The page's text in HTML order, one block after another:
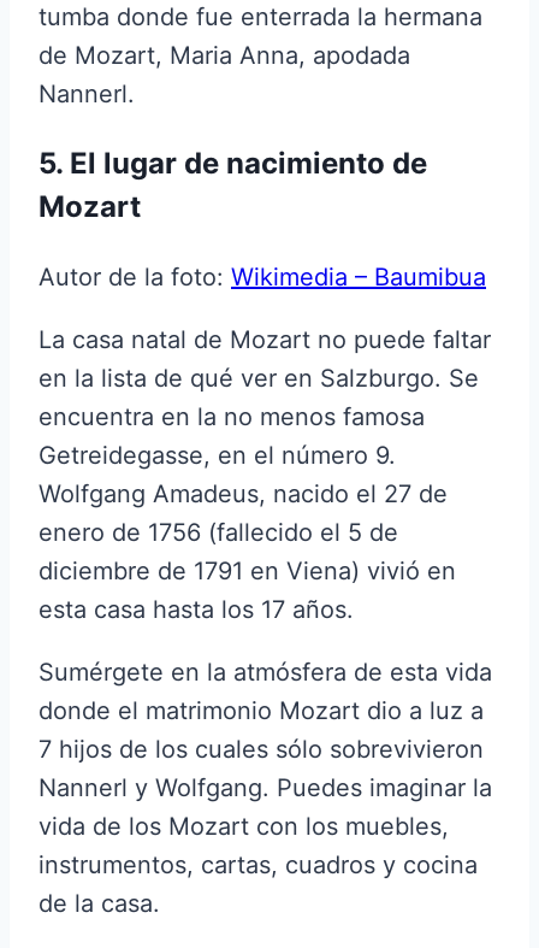
tumba donde fue enterrada la hermana
de Mozart, Maria Anna, apodada
Nannerl.
5. El lugar de nacimiento de
Mozart
Autor de la foto: Wikimedia – Baumibua
La casa natal de Mozart no puede faltar
en la lista de qué ver en Salzburgo. Se
encuentra en la no menos famosa
Getreidegasse, en el número 9.
Wolfgang Amadeus, nacido el 27 de
enero de 1756 (fallecido el 5 de
diciembre de 1791 en Viena) vivió en
esta casa hasta los 17 años.
Sumérgete en la atmósfera de esta vida
donde el matrimonio Mozart dio a luz a
7 hijos de los cuales sólo sobrevivieron
Nannerl y Wolfgang. Puedes imaginar la
vida de los Mozart con los muebles,
instrumentos, cartas, cuadros y cocina
de la casa.